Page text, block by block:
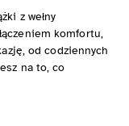
z wełny
komfortu,
od codziennych
na to, co